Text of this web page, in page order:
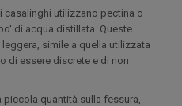
casalinghi utilizzano pectina o
di acqua distillata. Queste
simile a quella utilizzata
di essere discrete e di non
piccola quantità sulla fessura,